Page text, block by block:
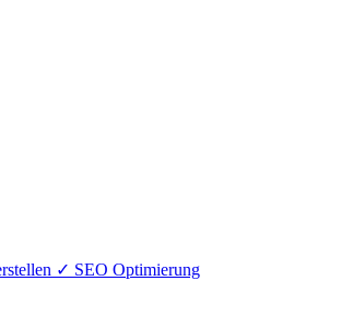
✓ SEO Optimierung